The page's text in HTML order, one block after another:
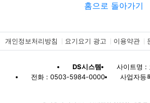
홈으로 돌아가기
개인정보처리방침 요기요기 광고 이용약관
DS시스템
사이트명 :
전화 : 0503-5984-0000
사업자등